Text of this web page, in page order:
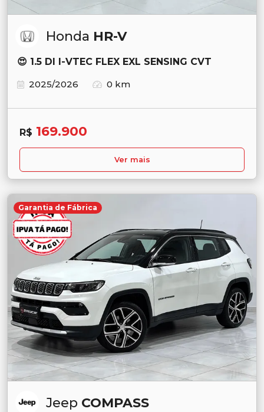
Honda HR-V
😍 1.5 DI I-VTEC FLEX EXL SENSING CVT
2025/2026
0 km
R$ 169.900
Ver mais
Garantia de Fábrica
Jeep COMPASS